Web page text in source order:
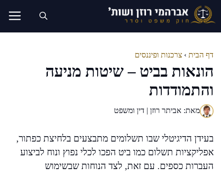
לדלג
לתוכן
דף הבית › צרכנות ופיננסים
הונאות בביט – שיטות מניעה
והתמודדות
מאת: אביתר רוזן | דין ומשפט
בעידן הדיגיטלי שבו תשלומים מתבצעים בלחיצת כפתור,
אפליקציות תשלום כמו ביט הפכו לכלי נפוץ ונוח לביצוע
העברות כספים. עם זאת, לצד הנוחות שבשימוש